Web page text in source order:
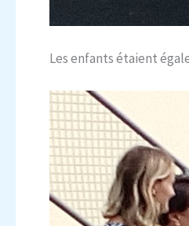
Les enfants étaient